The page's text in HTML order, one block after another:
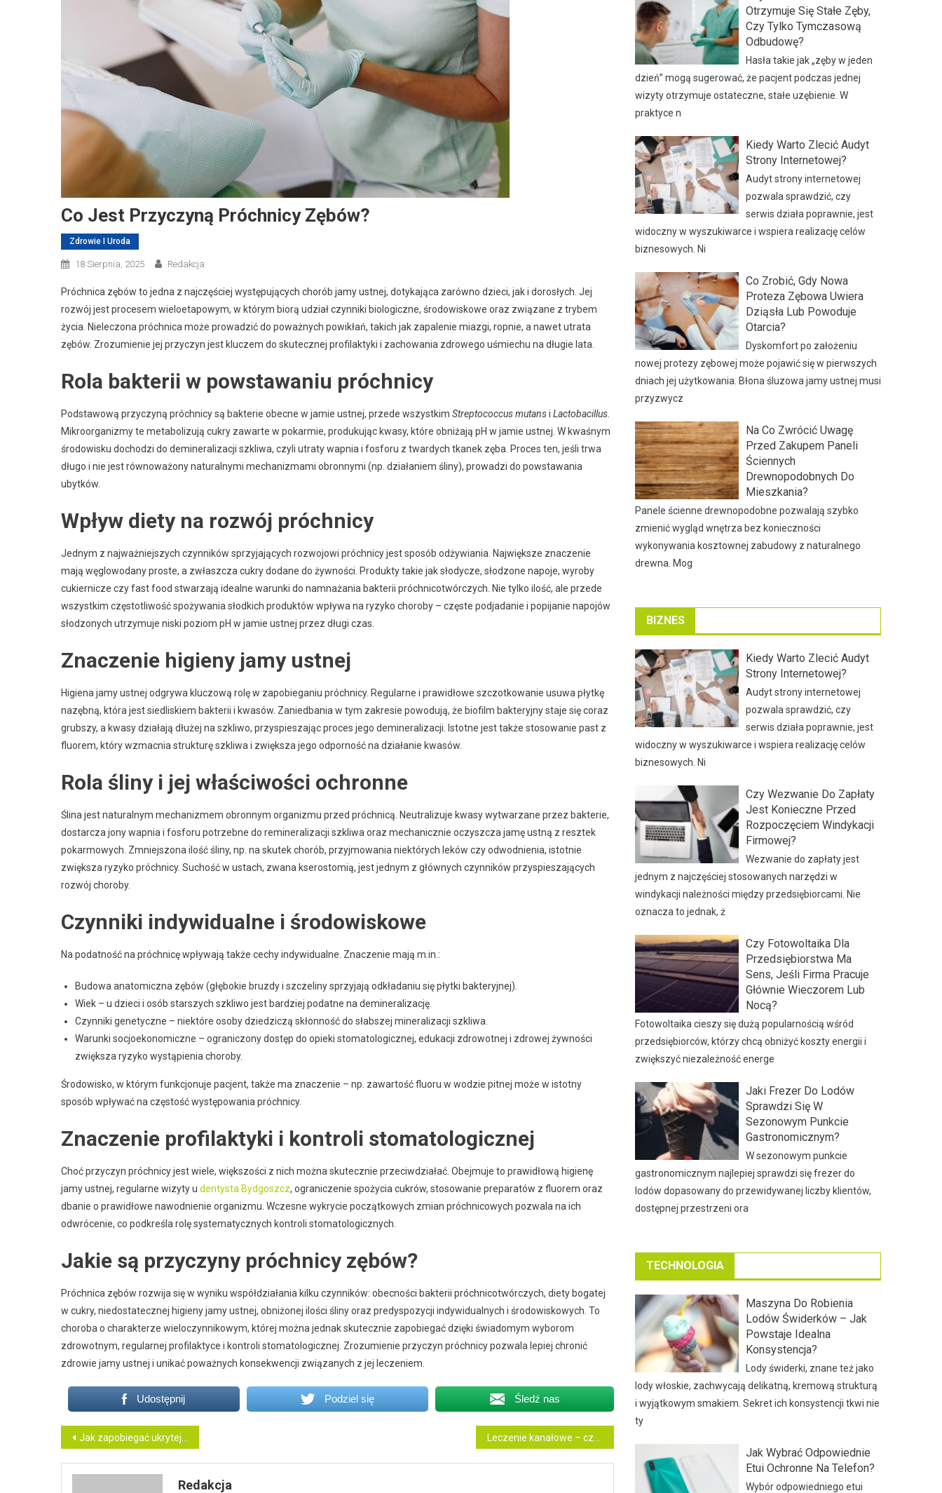
Co Jest Przyczyną Próchnicy Zębów?
Zdrowie I Uroda
18 Sierpnia, 2025 Redakcja
Próchnica zębów to jedna z najczęściej występujących chorób jamy ustnej, dotykająca zarówno dzieci, jak i dorosłych. Jej
rozwój jest procesem wieloetapowym, w którym biorą udział czynniki biologiczne, środowiskowe oraz związane z trybem
życia. Nieleczona próchnica może prowadzić do poważnych powikłań, takich jak zapalenie miazgi, ropnie, a nawet utrata
zębów. Zrozumienie jej przyczyn jest kluczem do skutecznej profilaktyki i zachowania zdrowego uśmiechu na długie lata.
Rola bakterii w powstawaniu próchnicy
Podstawową przyczyną próchnicy są bakterie obecne w jamie ustnej, przede wszystkim Streptococcus mutansi Lactobacillus
Mikroorganizmy te metabolizują cukry zawarte w pokarmie, produkując kwasy, które obniżają pH w jamie ustnej. W kwaśnym
środowisku dochodzi do demineralizacji szkliwa, czyli utraty wapnia i fosforu z twardych tkanek zęba. Proces ten, jeśli trwa
długo i nie jest równoważony naturalnymi mechanizmami obronnymi (np. działaniem śliny), prowadzi do powstawania
ubytków.
Wpływ diety na rozwój próchnicy
Jednym z najważniejszych czynników sprzyjających rozwojowi próchnicy jest sposób odżywiania. Największe znaczenie
mają węglowodany proste, a zwłaszcza cukry dodane do żywności. Produkty takie jak słodycze, słodzone napoje, wyroby
cukiernicze czy fast food stwarzają idealne warunki do namnażania bakterii próchnicotwórczych. Nie tylko ilość, ale przede
wszystkim częstotliwość spożywania słodkich produktów wpływa na ryzyko choroby – częste podjadanie i popijanie napojów
słodzonych utrzymuje niski poziom pH w jamie ustnej przez długi czas.
Znaczenie higieny jamy ustnej
Higiena jamy ustnej odgrywa kluczową rolę w zapobieganiu próchnicy. Regularne i prawidłowe szczotkowanie usuwa płytkę
nazębną, która jest siedliskiem bakterii i kwasów. Zaniedbania w tym zakresie powodują, że biofilm bakteryjny staje się coraz
grubszy, a kwasy działają dłużej na szkliwo, przyspieszając proces jego demineralizacji. Istotne jest także stosowanie past z
fluorem, który wzmacnia strukturę szkliwa i zwiększa jego odporność na działanie kwasów.
Rola śliny i jej właściwości ochronne
Ślina jest naturalnym mechanizmem obronnym organizmu przed próchnicą. Neutralizuje kwasy wytwarzane przez bakterie,
dostarcza jony wapnia i fosforu potrzebne do remineralizacji szkliwa oraz mechanicznie oczyszcza jamę ustną z resztek
pokarmowych. Zmniejszona ilość śliny, np. na skutek chorób, przyjmowania niektórych leków czy odwodnienia, istotnie
zwiększa ryzyko próchnicy. Suchość w ustach, zwana kserostomią, jest jednym z głównych czynników przyspieszających
rozwój choroby.
Czynniki indywidualne i środowiskowe
Na podatność na próchnicę wpływają także cechy indywidualne. Znaczenie mają m.in.:
Budowa anatomiczna zębów (głębokie bruzdy i szczeliny sprzyjają odkładaniu się płytki bakteryjnej).
Wiek – u dzieci i osób starszych szkliwo jest bardziej podatne na demineralizację.
Czynniki genetyczne – niektóre osoby dziedziczą skłonność do słabszej mineralizacji szkliwa.
Warunki socjoekonomiczne – ograniczony dostęp do opieki stomatologicznej, edukacji zdrowotnej i zdrowej żywności
zwiększa ryzyko wystąpienia choroby.
Środowisko, w którym funkcjonuje pacjent, także ma znaczenie – np. zawartość fluoru w wodzie pitnej może w istotny
sposób wpływać na częstość występowania próchnicy.
Znaczenie profilaktyki i kontroli stomatologicznej
Choć przyczyn próchnicy jest wiele, większości z nich można skutecznie przeciwdziałać. Obejmuje to prawidłową higienę
jamy ustnej, regularne wizyty u dentysta Bydgoszcz, ograniczenie spożycia cukrów, stosowanie preparatów z fluorem oraz
dbanie o prawidłowe nawodnienie organizmu. Wczesne wykrycie początkowych zmian próchnicowych pozwala na ich
odwrócenie, co podkreśla rolę systematycznych kontroli stomatologicznych.
Jakie są przyczyny próchnicy zębów?
Próchnica zębów rozwija się w wyniku współdziałania kilku czynników: obecności bakterii próchnicotwórczych, diety bogatej
w cukry, niedostatecznej higieny jamy ustnej, obniżonej ilości śliny oraz predyspozycji indywidualnych i środowiskowych. To
choroba o charakterze wieloczynnikowym, której można jednak skutecznie zapobiegać dzięki świadomym wyborom
zdrowotnym, regularnej profilaktyce i kontroli stomatologicznej. Zrozumienie przyczyn próchnicy pozwala lepiej chronić
zdrowie jamy ustnej i unikać poważnych konsekwencji związanych z jej leczeniem.
Udostępnij Podziel się Śledź nas
Nawigacja
wpisu
Jak zapobiegać ukrytej próchnicy zębów?
Redakcja
Otrzymuje Się Stałe Zęby,
Czy Tylko Tymczasową
Odbudowę?
Hasła takie jak „zęby w jeden
dzień” mogą sugerować, że pacjent podczas jednej
wizyty otrzymuje ostateczne, stałe uzębienie. W
praktyce n
Kiedy Warto Zlecić Audyt
Strony Internetowej?
Audyt strony internetowej
pozwala sprawdzić, czy
serwis działa poprawnie, jest
widoczny w wyszukiwarce i wspiera realizację celów
biznesowych. Ni
Co Zrobić, Gdy Nowa
Proteza Zębowa Uwiera
Dziąsła Lub Powoduje
Otarcia?
Dyskomfort po założeniu
nowej protezy zębowej może pojawić się w pierwszych
dniach jej użytkowania. Błona śluzowa jamy ustnej musi
przyzwycz
Na Co Zwrócić Uwagę
Przed Zakupem Paneli
Ściennych
Drewnopodobnych Do
Mieszkania?
Panele ścienne drewnopodobne pozwalają szybko
zmienić wygląd wnętrza bez konieczności
wykonywania kosztownej zabudowy z naturalnego
drewna. Mog
BIZNES
Kiedy Warto Zlecić Audyt
Strony Internetowej?
Audyt strony internetowej
pozwala sprawdzić, czy
serwis działa poprawnie, jest
widoczny w wyszukiwarce i wspiera realizację celów
biznesowych. Ni
Czy Wezwanie Do Zapłaty
Jest Konieczne Przed
Rozpoczęciem Windykacji
Firmowej?
Wezwanie do zapłaty jest
jednym z najczęściej stosowanych narzędzi w
windykacji należności między przedsiębiorcami. Nie
oznacza to jednak, ż
Czy Fotowoltaika Dla
Przedsiębiorstwa Ma
Sens, Jeśli Firma Pracuje
Głównie Wieczorem Lub
Nocą?
Fotowoltaika cieszy się dużą popularnością wśród
przedsiębiorców, którzy chcą obniżyć koszty energii i
zwiększyć niezależność energe
Jaki Frezer Do Lodów
Sprawdzi Się W
Sezonowym Punkcie
Gastronomicznym?
W sezonowym punkcie
gastronomicznym najlepiej sprawdzi się frezer do
lodów dopasowany do przewidywanej liczby klientów,
dostępnej przestrzeni ora
TECHNOLOGIA
Maszyna Do Robienia
Lodów Świderków – Jak
Powstaje Idealna
Konsystencja?
Lody świderki, znane też jako
lody włoskie, zachwycają delikatną, kremową strukturą
i wyjątkowym smakiem. Sekret ich konsystencji tkwi nie
ty
Jak Wybrać Odpowiednie
Etui Ochronne Na Telefon?
Wybór odpowiedniego etui